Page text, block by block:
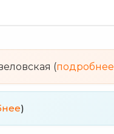
(подробнее
)